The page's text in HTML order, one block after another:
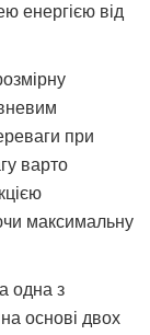
енергією від
при
варто
максимальну
одна з
основі двох